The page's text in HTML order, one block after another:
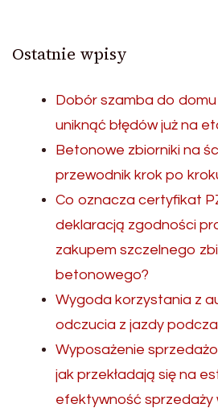
Ostatnie wpisy
Dobór szamba do
uniknąć błędów już na
Betonowe zbiorniki na
przewodnik krok po
Co oznacza certyfikat
deklaracją zgodności
zakupem szczelnego
betonowego?
Wygoda korzystania z
odczucia z jazdy
Wyposażenie
jak przekładają się na
efektywność sprzedaży